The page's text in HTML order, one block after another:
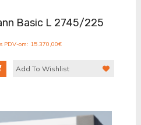
Basic L 2745/225
PDV-om: 15.370,00€
Add To Wishlist